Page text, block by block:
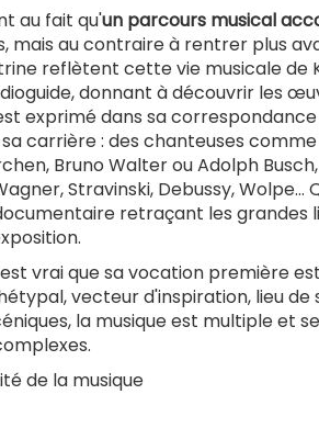
au fait qu'un parcours musical
mais au contraire à rentrer plus
reflètent cette vie musicale de
donnant à découvrir les
exprimé dans sa
carrière : des chanteuses
Bruno Walter ou Adolph
Stravinski, Debussy,
retraçant les grandes
vrai que sa vocation première
vecteur d'inspiration, lieu de
la musique est multiple et
de la musique